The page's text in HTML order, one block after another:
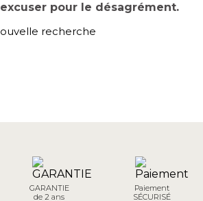
pour le désagrément.
recherche
GARANTIE
de 2 ans
Paiement
SÉCURISÉ